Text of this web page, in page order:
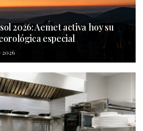
2026: Aemet activa hoy su
especial
2026